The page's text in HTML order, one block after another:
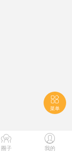

菜单

圈子

我的